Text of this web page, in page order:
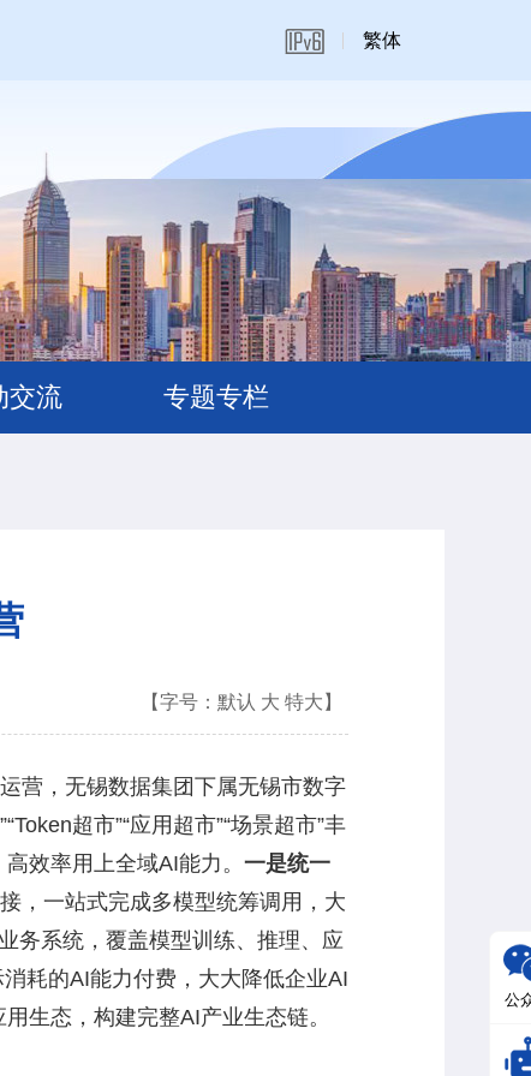
繁体
交流 专题专栏
【字号： 默认 大 特大 】
营，无锡数据集团下属无锡市数字
超市”“应用超市”“场景超市”丰
效率用上全域AI能力。 一是统一
，一站式完成多模型统筹调用，大
务系统，覆盖模型训练、推理、应
耗的AI能力付费，大大降低企业AI
生态，构建完整AI产业生态链。
公